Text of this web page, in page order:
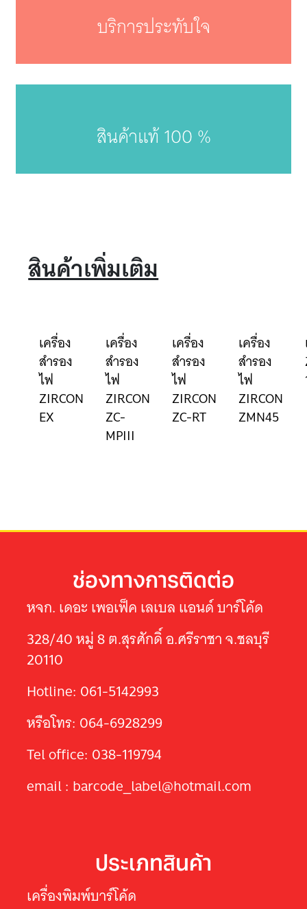
บริการประทับใจ
สินค้าแท้ 100 %
สินค้าเพิ่มเติม
เครื่อง
สำรอง
ไฟ
ZIRCON
EX
เครื่อง
สำรอง
ไฟ
ZIRCON
ZC-
MPIII
เครื่อง
สำรอง
ไฟ
ZIRCON
ZC-RT
เครื่อง
สำรอง
ไฟ
ZIRCON
ZMN45
ช่องทางการติดต่อ
หจก. เดอะ เพอเฟ็ค เลเบล แอนด์ บาร์โค้ด
328/40 หมู่ 8 ต.สุรศักดิ์ อ.ศรีราชา จ.ชลบุรี
20110
Hotline: 061-5142993
หรือโทร: 064-6928299
Tel office: 038-119794
email : barcode_label@hotmail.com
ประเภทสินค้า
เครื่องพิมพ์บาร์โค้ด